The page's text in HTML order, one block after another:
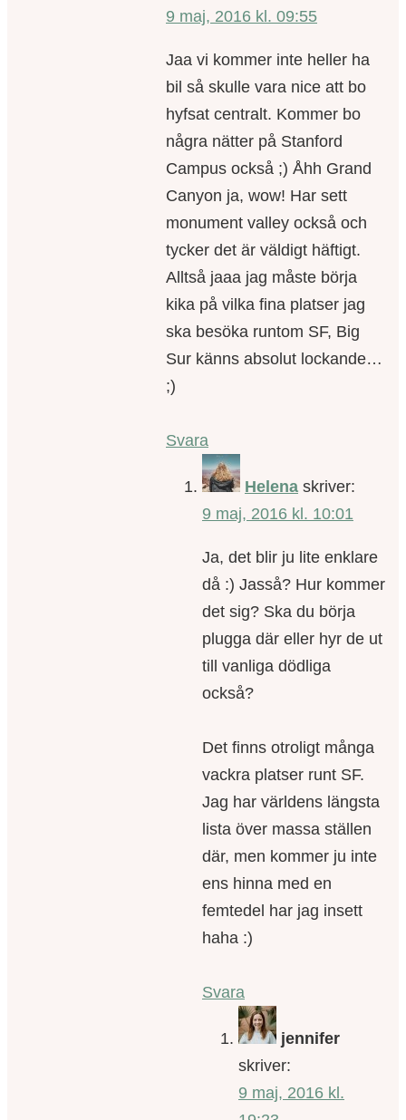
9 maj, 2016 kl. 09:55
Jaa vi kommer inte heller ha
bil så skulle vara nice att bo
hyfsat centralt. Kommer bo
några nätter på Stanford
Campus också ;) Åhh Grand
Canyon ja, wow! Har sett
monument valley också och
tycker det är väldigt häftigt.
Alltså jaaa jag måste börja
kika på vilka fina platser jag
ska besöka runtom SF, Big
Sur känns absolut lockande…
;)
Svara
Helena skriver:
9 maj, 2016 kl. 10:01
Ja, det blir ju lite enklare
då :) Jasså? Hur kommer
det sig? Ska du börja
plugga där eller hyr de ut
till vanliga dödliga
också?
Det finns otroligt många
vackra platser runt SF.
Jag har världens längsta
lista över massa ställen
där, men kommer ju inte
ens hinna med en
femtedel har jag insett
haha :)
Svara
jennifer
skriver:
9 maj, 2016 kl.